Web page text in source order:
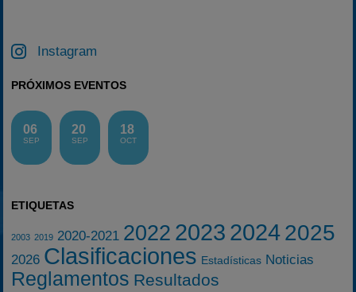
Instagram
PRÓXIMOS EVENTOS
06
SEP
20
SEP
18
OCT
ETIQUETAS
2003 2019 2020-2021 2022 2023 20242025
2026 Clasificaciones Estadísticas Noticias
Reglamentos Resultados